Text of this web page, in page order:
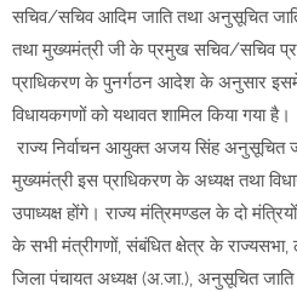
सचिव/सचिव आदिम जाति तथा अनुसूचित
तथा मुख्यमंत्री जी के प्रमुख सचिव/सचिव
प्राधिकरण के पुनर्गठन आदेश के अनुसार
विधायकगणों को यथावत शामिल किया गया है।
राज्य निर्वाचन आयुक्त अजय सिंह अनुसूचित
मुख्यमंत्री इस प्राधिकरण के अध्यक्ष तथा
उपाध्यक्ष होंगे। राज्य मंत्रिमण्डल के दो
के सभी मंत्रीगणों, संबंधित क्षेत्र के
जिला पंचायत अध्यक्ष (अ.जा.), अनुसूचित